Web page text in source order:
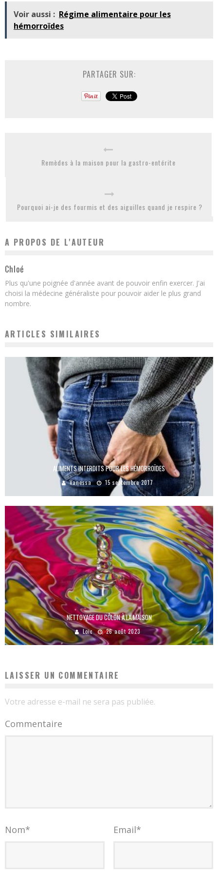
Voir aussi : Régime alimentaire pour les
hémorroïdes
PARTAGER SUR:
Remèdes à la maison pour la gastro-entérite
Pourquoi ai-je des fourmis et des aiguilles quand je respire ?
A PROPOS DE L'AUTEUR
Chloé
Plus qu'une poignée d'année avant de pouvoir enfin exercer. J'ai
choisi la médecine généraliste pour pouvoir aider le plus grand
nombre.
ARTICLES SIMILAIRES
ALIMENTS INTERDITS POUR LES HÉMORROÏDES
Vanessa 15 septembre 2017
NETTOYAGE DU CÔLON À LA MAISON
Loic 26 août 2023
LAISSER UN COMMENTAIRE
Votre adresse e-mail ne sera pas publiée.
Commentaire
Nom* Email*